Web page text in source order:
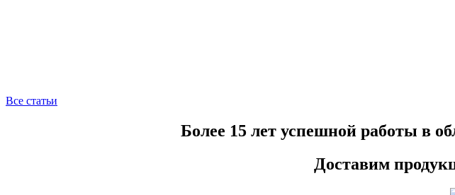
Все статьи
Более 15 лет успешной работы в
Доставим